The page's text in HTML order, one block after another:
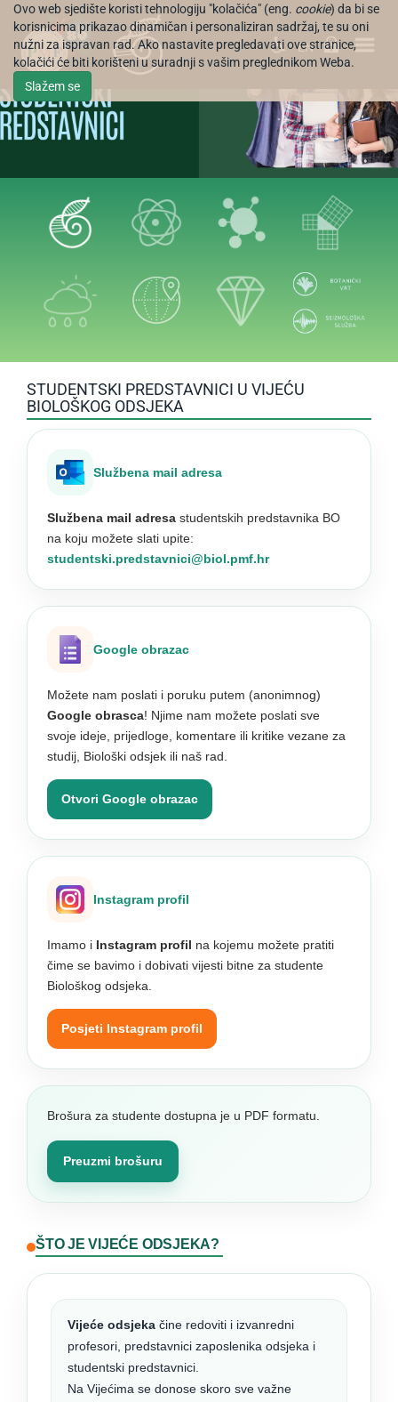
Ovo web sjedište koristi tehnologiju "kolačića" (eng. cookie) da bi se
korisnicima prikazao dinamičan i personaliziran sadržaj, te su oni
nužni za ispravan rad. Ako nastavite pregledavati ove stranice,
kolačići će biti korišteni u suradnji s vašim preglednikom Weba.
Slažem se
EN
STUDENTSKI PREDSTAVNICI U VIJEĆU
BIOLOŠKOG ODSJEKA
Službena mail adresa
Službena mail adresa studentskih predstavnika BO
na koju možete slati upite:
studentski.predstavnici@biol.pmf.hr
Google obrazac
Možete nam poslati i poruku putem (anonimnog)
Google obrasca! Njime nam možete poslati sve
svoje ideje, prijedloge, komentare ili kritike vezane za
studij, Biološki odsjek ili naš rad.
Otvori Google obrazac
Instagram profil
Imamo i Instagram profil na kojemu možete pratiti
čime se bavimo i dobivati vijesti bitne za studente
Biološkog odsjeka.
Posjeti Instagram profil
Brošura za studente dostupna je u PDF formatu.
Preuzmi brošuru
ŠTO JE VIJEĆE ODSJEKA?
Vijeće odsjeka čine redoviti i izvanredni
profesori, predstavnici zaposlenika odsjeka i
studentski predstavnici.
Na Vijećima se donose skoro sve važne